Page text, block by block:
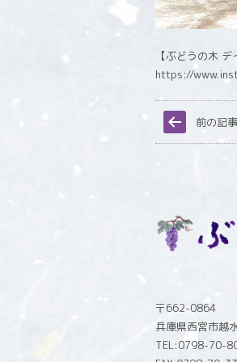
【ぶどうの木
https://
前の記事
〒662-0864
兵庫県西宮市越
TEL:0798-70-